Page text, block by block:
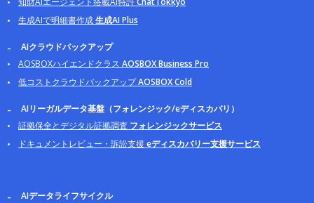
生成AIで明細書作成生成AI Plus
AIクラウドバックアップ
AOSBOXハイエンドクラス AOSBOX Business Pro
低コストクラウドバックアップAOSBOX Cold
AIリーガルデータ基盤（フォレンジック/eディスカバリ）
証拠保全とデジタル証拠調査 フォレンジックサービス
ドキュメントレビュー・訴訟支援eディスカバリー支援サービス
AIデータライフサイクル